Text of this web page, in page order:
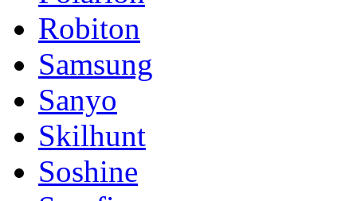
Robiton
Samsung
Sanyo
Skilhunt
Soshine